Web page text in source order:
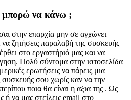
μπορώ να κάνω ;
στην επαρχία μην σε αγχώνει
να ζητήσεις παραλαβή της συσκευής
στο εργαστήριό μας και να
Πολύ σύντομα στην ιστοσελίδα
ερωτήσεις να πάρεις μια
σου χωρίς καν να την
ποια θα είναι η αξια της . Ως
ή να μας στείλεις email στο